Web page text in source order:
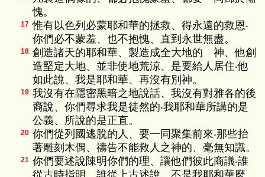
愧。
17 惟有以色列必蒙耶和華的拯救、得永遠的救恩‧
你們必不蒙羞、也不抱愧、直到永世無盡。
18 創造諸天的耶和華、製造成全大地的 神、他創
造堅定大地、並非使地荒涼、是要給人居住‧他
如此說、我是耶和華、再沒有別神。
19 我沒有在隱密黑暗之地說話、我沒有對雅各的後
裔說、你們尋求我是徒然的‧我耶和華所講的是
公義、所說的是正直。
20 你們從列國逃脫的人、要一同聚集前來‧那些抬
著雕刻木偶、禱告不能救人之神的、毫無知識。
21 你們要述說陳明你們的理、讓他們彼此商議‧誰
從古時指明、誰從上古述說、不是我耶和華麼、